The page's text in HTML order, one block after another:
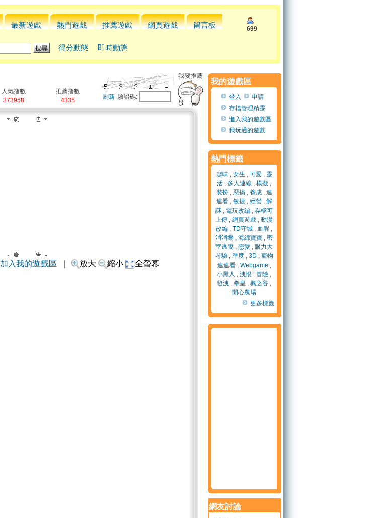
最新遊戲 熱門遊戲 推薦遊戲 網頁遊戲 留言板 699
得分動態 即時動態
人氣指數
373958
推薦指數
4335
刷新驗證碼:
我要推薦
加入我的遊戲區 放大 縮小 全螢幕
我的遊戲區
登入
申請
存檔管理精靈
進入我的遊戲區
我玩過的遊戲
熱門標籤
趣味, 女生 , 可愛, 靈
活 , 多人連線 , 模擬 ,
裝扮, 惡搞, 養成, 連
連看, 敏捷, 經營, 解
謎 , 電玩改編 , 存檔可
上傳 , 網頁遊戲 , 動漫
改編 , TD守城 , 血腥 ,
消消樂 , 海綿寶寶 , 密
室逃脫 , 戀愛 , 眼力大
考驗, 準度, 3D , 寵物
連連看, Webgame ,
小黑人 , 洩恨 , 冒險 ,
發洩 , 拳皇 , 楓之谷 ,
開心農場
更多標籤
網友討論